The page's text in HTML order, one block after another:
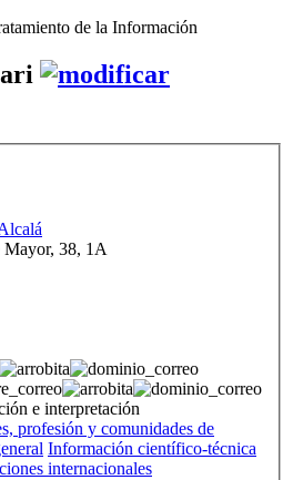
de la Información
Mayor, 38, 1A
e interpretación
profesión y comunidades de
Información científico-técnica
internacionales